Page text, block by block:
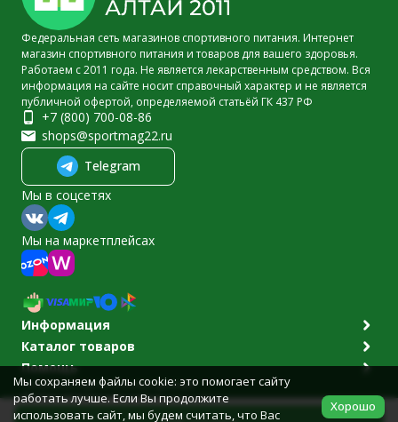
Федеральная сеть магазинов спортивного питания. Интернет
магазин спортивного питания и товаров для вашего здоровья.
Работаем с 2011 года. Не является лекарственным средством. Вся
информация на сайте носит справочный характер и не является
публичной офертой, определяемой статьёй ГК 437 РФ
+7 (800) 700-08-86
shops@sportmag22.ru
Telegram
Мы в соцсетях
Мы на маркетплейсах
Информация
Каталог товаров
Помощь
Политика персональных данных
© 2011-2026 Sportmag22.ru
Разработано вbodysite.ru
Мы сохраняем файлы cookie: это помогает сайту
работать лучше. Если Вы продолжите
использовать сайт, мы будем считать, что Вас
Хорошо